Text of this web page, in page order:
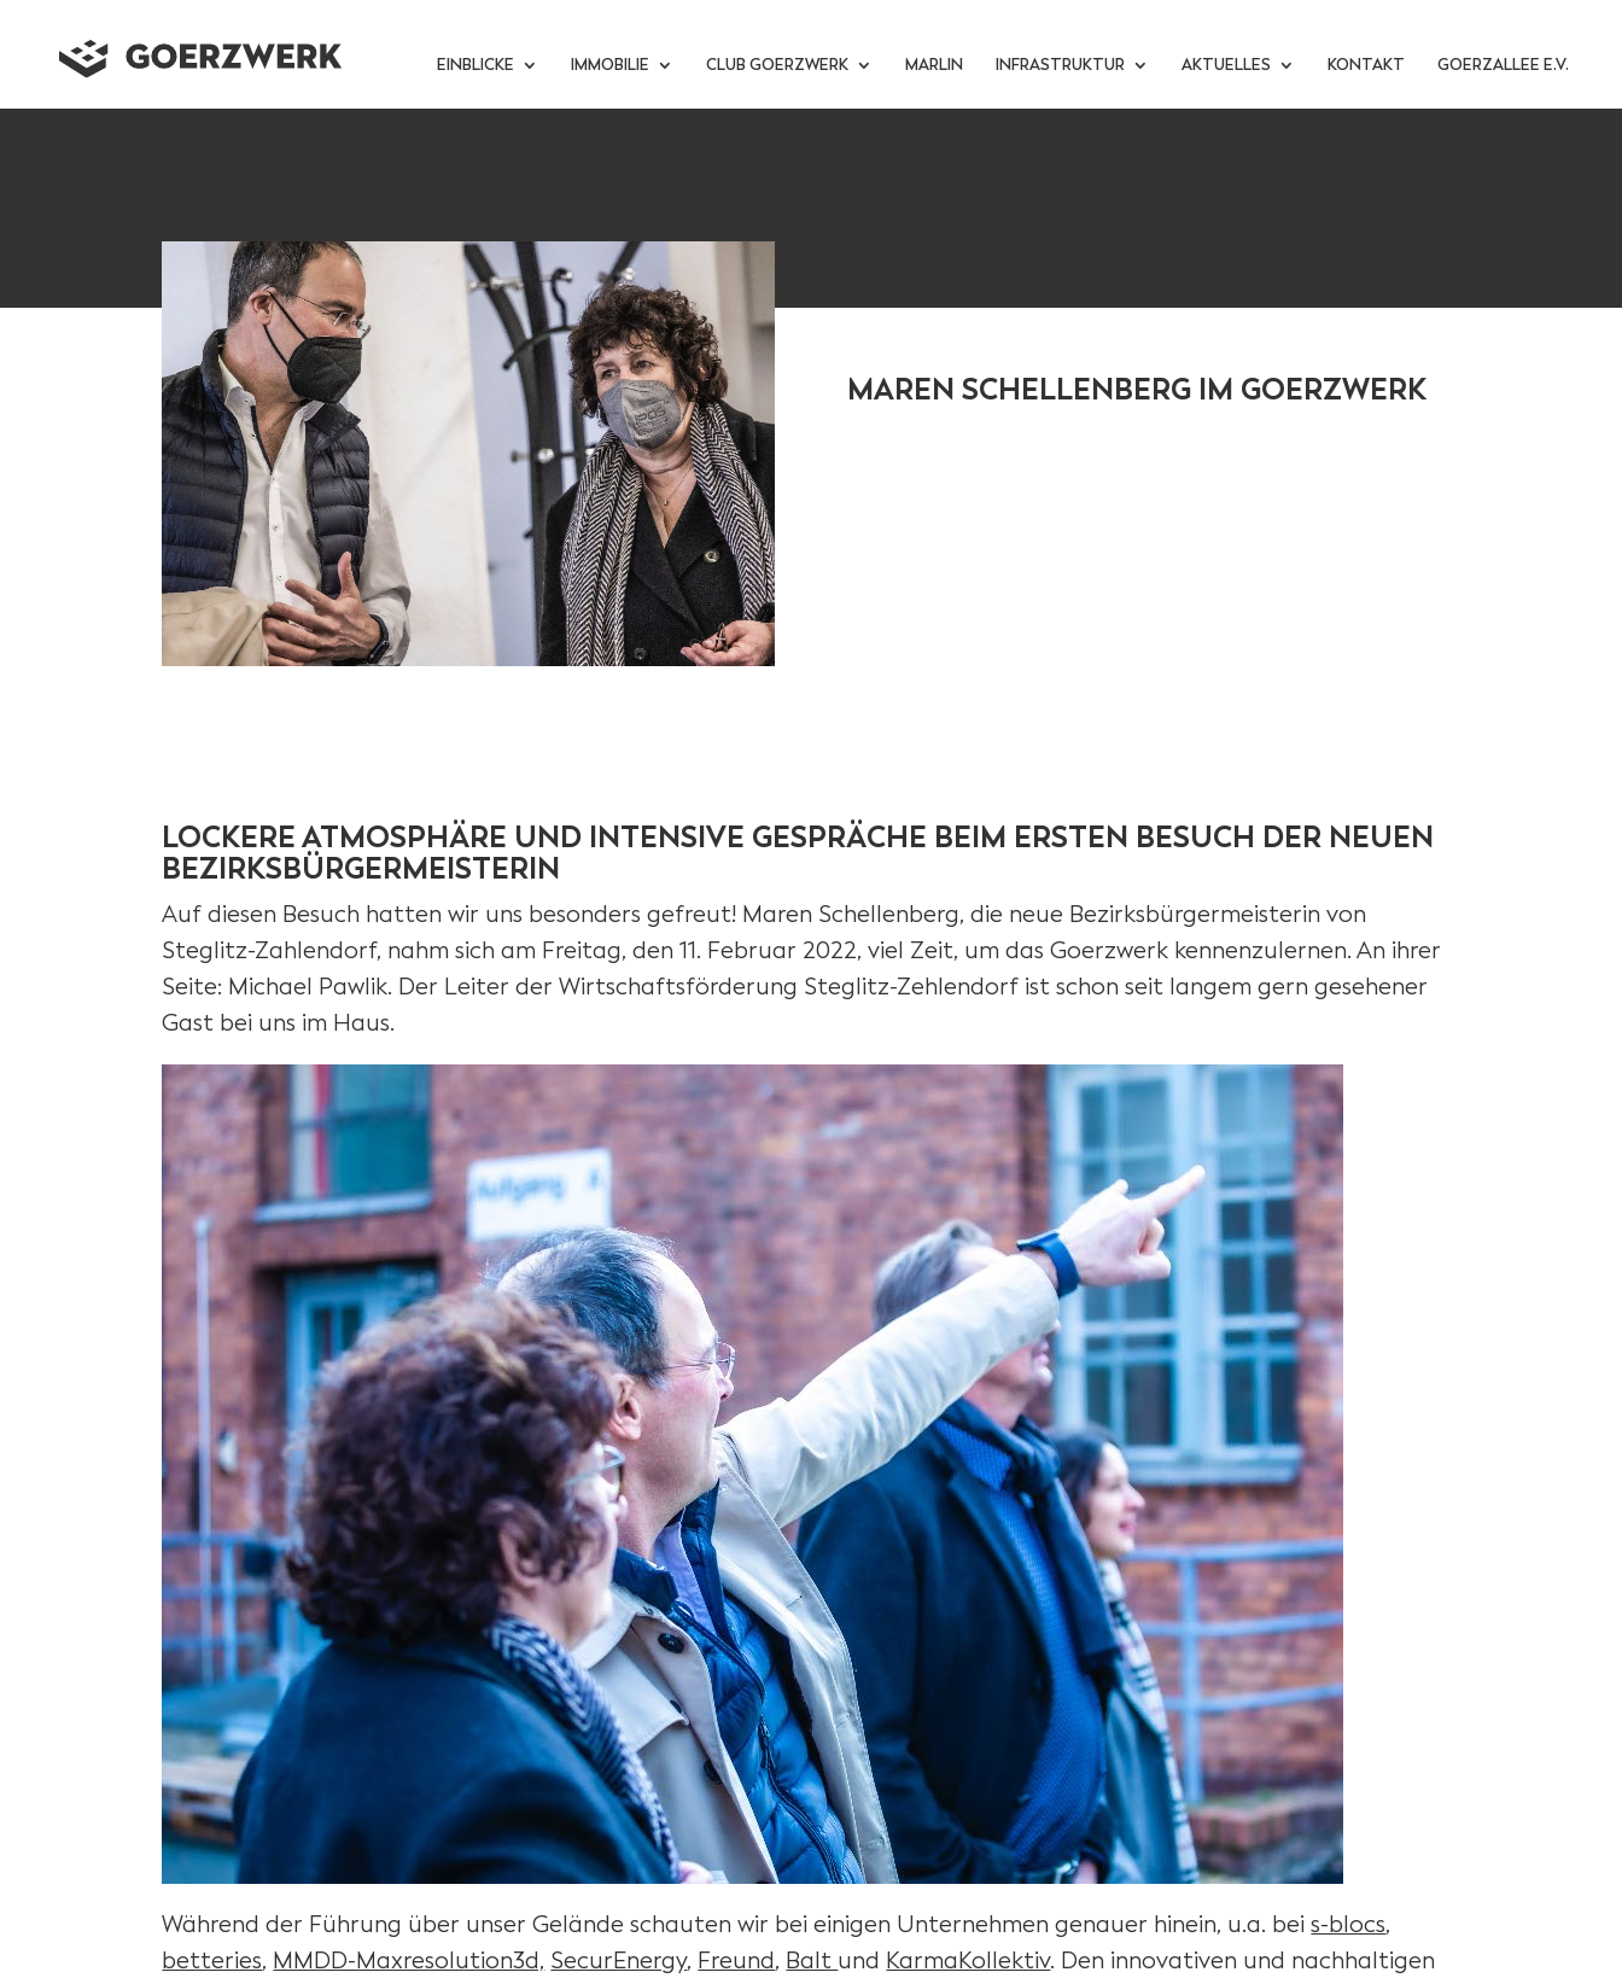
EINBLICKE IMMOBILIE CLUB GOERZWERK MARLIN INFRASTRUKTUR AKTUELLES KONTAKT GOERZALLEE E.V.
MAREN SCHELLENBERG IM GOERZWERK
LOCKERE ATMOSPHÄRE UND INTENSIVE GESPRÄCHE BEIM ERSTEN BESUCH DER NEUEN
BEZIRKSBÜRGERMEISTERIN
Auf diesen Besuch hatten wir uns besonders gefreut! Maren Schellenberg, die neue Bezirksbürgermeisterin von
Steglitz-Zahlendorf, nahm sich am Freitag, den 11. Februar 2022, viel Zeit, um das Goerzwerk kennenzulernen. An ihrer
Seite: Michael Pawlik. Der Leiter der Wirtschaftsförderung Steglitz-Zehlendorf ist schon seit langem gern gesehener
Gast bei uns im Haus.
Während der Führung über unser Gelände schauten wir bei einigen Unternehmen genauer hinein, u.a. beis-blocs,
betteries, MMDD-Maxresolution3d, SecurEnergy, Freund, Balt und KarmaKollektiv. Den innovativen und nachhaltigen